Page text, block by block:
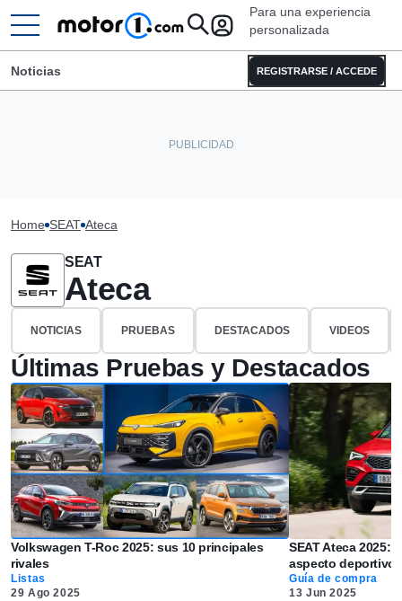
Para una experiencia
personalizada
REGISTRARSE / ACCEDE
Noticias
Home SEAT Ateca
SEAT
Ateca
NOTICIAS PRUEBAS DESTACADOS VIDEOS
Últimas Pruebas y Destacados
Volkswagen T-Roc 2025: sus 10 principales
rivales
Listas
29 Ago 2025
SEAT Ateca 2025:
aspecto
Guía de compra
13 Jun 2025